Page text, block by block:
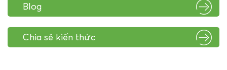
Blog
Chia sẻ kiến thức